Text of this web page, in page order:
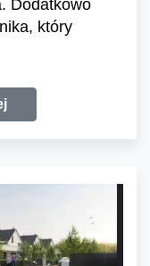
Dodatkowo
który